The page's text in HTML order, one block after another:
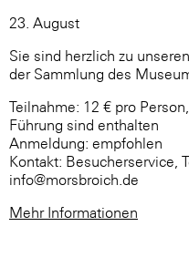
23. August
Sie sind herzlich zu
der Sammlung des
Teilnahme: 12 € pro
Führung sind enthalten
Anmeldung: empfohlen
Kontakt: Besucherservice,
info@morsbroich.de
Mehr Informationen